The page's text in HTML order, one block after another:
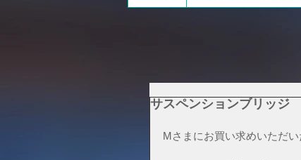
サスペンションブリッジ
Mさまにお買い求めいただい